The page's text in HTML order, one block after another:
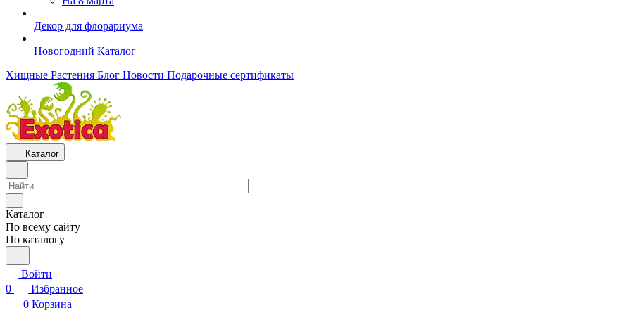
Декор для флорариума
Новогодний Каталог
Хищные Растения Блог Новости Подарочные сертификаты
Каталог
Каталог
По всему сайту
По каталогу
Войти
0
Избранное
0 Корзина